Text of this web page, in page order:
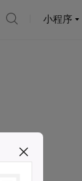
小程序